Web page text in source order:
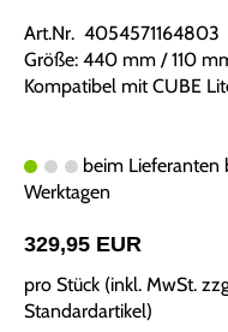
Art.Nr. 4054571164803
Größe: 440 mm / 110
Kompatibel mit CUBE
beim Lieferanten
Werktagen
329,95 EUR
pro Stück (inkl. MwSt.
Standardartikel)